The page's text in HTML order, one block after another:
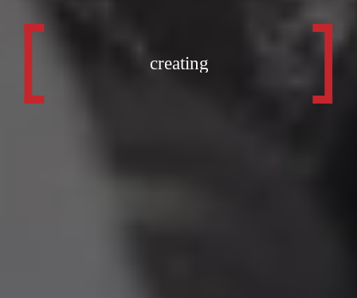
creating